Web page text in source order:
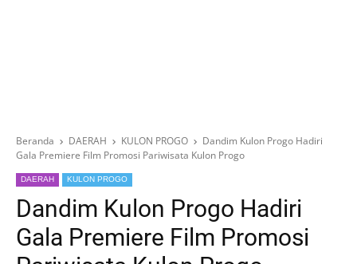
Beranda DAERAH KULON PROGO
Dandim Kulon Progo Hadiri
Gala Premiere Film Promosi Pariwisata Kulon Progo
DAERAH KULON PROGO
Dandim Kulon Progo Hadiri
Gala Premiere Film Promosi